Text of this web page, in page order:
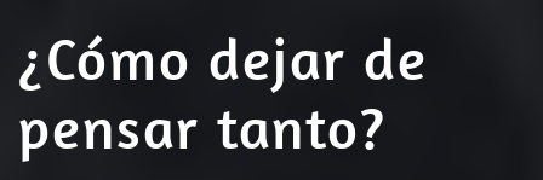
¿Cómo dejar de
pensar tanto?